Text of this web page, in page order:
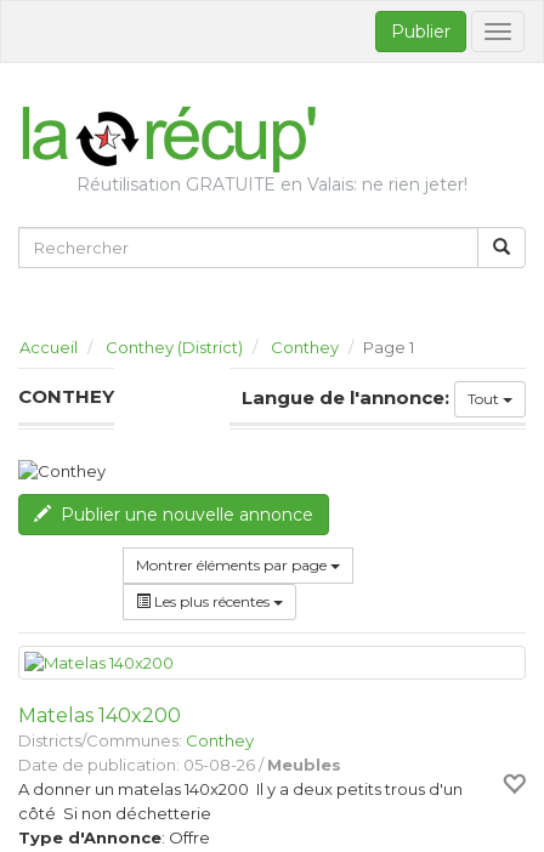
Publier
Réutilisation GRATUITE en Valais: ne rien jeter!
Accueil Conthey (District) Conthey Page 1
CONTHEY Langue de l'annonce: Tout
Publier une nouvelle annonce
Montrer éléments par page
Les plus récentes
Matelas 140x200
Districts/Communes: Conthey
Date de publication: 05-08-26 /Meubles
A donner un matelas 140x200 Il y a deux petits trous d'un
côté Si non déchetterie
Type d'Annonce: Offre